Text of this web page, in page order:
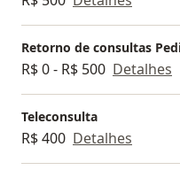
Retorno de consultas
R$ 0 - R$ 500 Detalhes
Teleconsulta
R$ 400 Detalhes